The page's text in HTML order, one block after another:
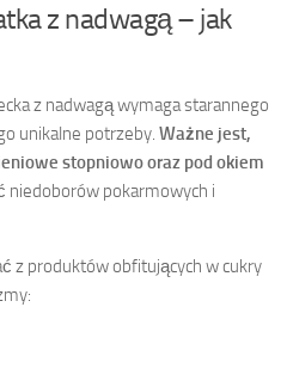
z nadwagą – jak
z nadwagą wymaga starannego
unikalne potrzeby. Ważne jest,
stopniowo oraz pod okiem
niedoborów pokarmowych i
z produktów obfitujących w cukry